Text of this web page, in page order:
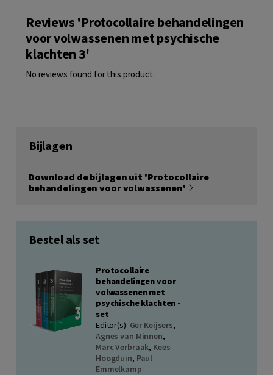
Reviews 'Protocollaire behandelingen
voor volwassenen met psychische
klachten 3'
No reviews found for this product.
Bijlagen
Download de bijlagen uit 'Protocollaire
behandelingen voor volwassenen'
Bestel als set
Protocollaire
behandelingen voor
volwassenen met
psychische klachten -
set
Editor(s): Ger Keijsers,
Agnes van Minnen,
Marc Verbraak, Kees
Hoogduin, Paul
Emmelkamp